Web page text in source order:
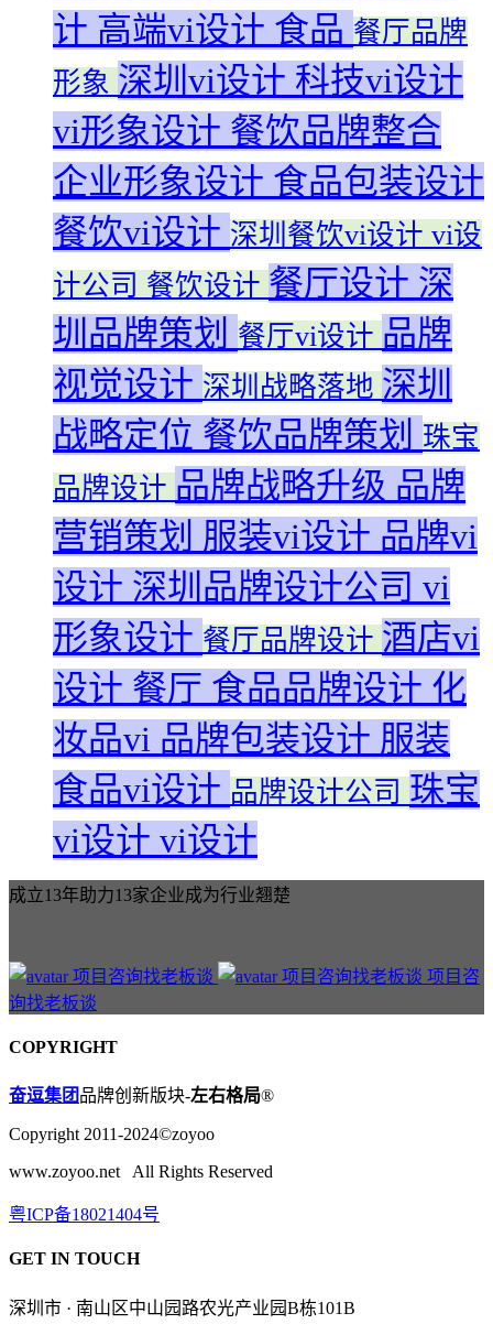
计 高端vi设计 食品 餐厅品牌
形象 深圳vi设计 科技vi设计
vi形象设计 餐饮品牌整合
企业形象设计 食品包装设计
餐饮vi设计 深圳餐饮vi设计 vi设
计公司 餐饮设计 餐厅设计 深
圳品牌策划
餐厅vi设计 品牌
视觉设计 深圳战略落地 深圳
战略定位 餐饮品牌策划
珠宝
品牌设计 品牌战略升级 品牌
营销策划 服装vi设计 品牌vi
设计 深圳品牌设计公司 vi
形象设计 餐厅品牌设计 酒店vi
设计 餐厅 食品品牌设计 化
妆品vi 品牌包装设计 服装
食品vi设计 品牌设计公司 珠宝
vi设计 vi设计
成立13年助力13家企业成为行业翘楚
项目咨
询找老板谈
COPYRIGHT
奋逗集团品牌创新版块-左右格局®
Copyright 2011-2024©zoyoo
www.zoyoo.net All Rights Reserved
粤ICP备18021404号
GET IN TOUCH
深圳市 · 南山区中山园路农光产业园B栋101B